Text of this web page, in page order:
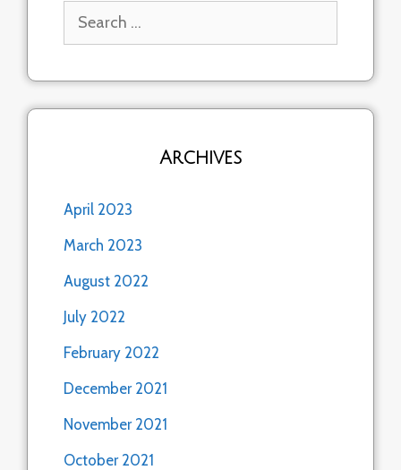
for:
Archives
April 2023
March 2023
August 2022
July 2022
February 2022
December 2021
November 2021
October 2021